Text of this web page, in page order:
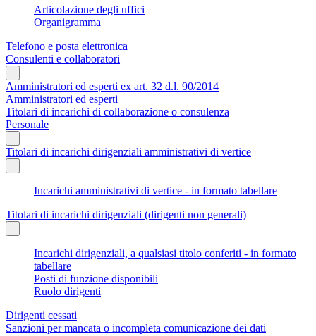
Articolazione degli uffici
Organigramma
Telefono e posta elettronica
Consulenti e collaboratori
Amministratori ed esperti ex art. 32 d.l. 90/2014
Amministratori ed esperti
Titolari di incarichi di collaborazione o consulenza
Personale
Titolari di incarichi dirigenziali amministrativi di vertice
Incarichi amministrativi di vertice - in formato tabellare
Titolari di incarichi dirigenziali (dirigenti non generali)
Incarichi dirigenziali, a qualsiasi titolo conferiti - in formato
tabellare
Posti di funzione disponibili
Ruolo dirigenti
Dirigenti cessati
Sanzioni per mancata o incompleta comunicazione dei dati